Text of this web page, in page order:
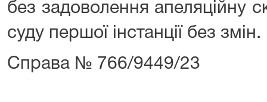
без задоволення апеляційну
суду першої інстанції без змін.
Справа № 766/9449/23